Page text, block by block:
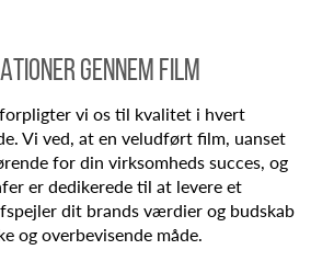
GENNEM FILM
vi os til kvalitet i hvert
Vi ved, at en veludført film, uanset
for din virksomheds succes, og
er dedikerede til at levere et
dit brands værdier og budskab
og overbevisende måde.